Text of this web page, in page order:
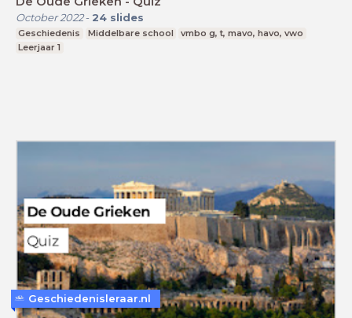
October 2022- 24 slides
Geschiedenis Middelbare school
vmbo g, t, mavo, havo, vwo
Leerjaar 1
Geschiedenisleraar.nl